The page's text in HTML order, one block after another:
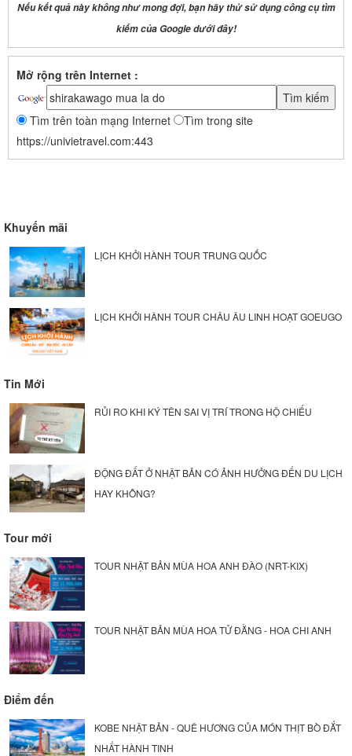
Nếu kết quả này không như mong đợi, bạn hãy thử sử dụng công cụ tìm
kiếm của Google dưới đây!
Mở rộng trên Internet :
Tìm trên toàn mạng Internet
Tìm trong site
https://univietravel.com:443
Khuyến mãi
LỊCH KHỞI HÀNH TOUR TRUNG QUỐC
LỊCH KHỞI HÀNH TOUR CHÂU ÂU LINH HOẠT GOEUGO
Tin Mới
RỦI RO KHI KÝ TÊN SAI VỊ TRÍ TRONG HỘ CHIẾU
ĐỘNG ĐẤT Ở NHẬT BẢN CÓ ẢNH HƯỞNG ĐẾN DU LỊCH
HAY KHÔNG?
Tour mới
TOUR NHẬT BẢN MÙA HOA ANH ĐÀO (NRT-KIX)
TOUR NHẬT BẢN MÙA HOA TỬ ĐẰNG - HOA CHI ANH
Điểm đến
KOBE NHẬT BẢN - QUÊ HƯƠNG CỦA MÓN THỊT BÒ ĐẮT
NHẤT HÀNH TINH